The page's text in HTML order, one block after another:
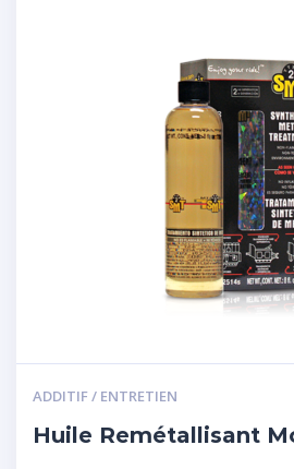
ADDITIF / ENTRETIEN
Huile Remétallisant